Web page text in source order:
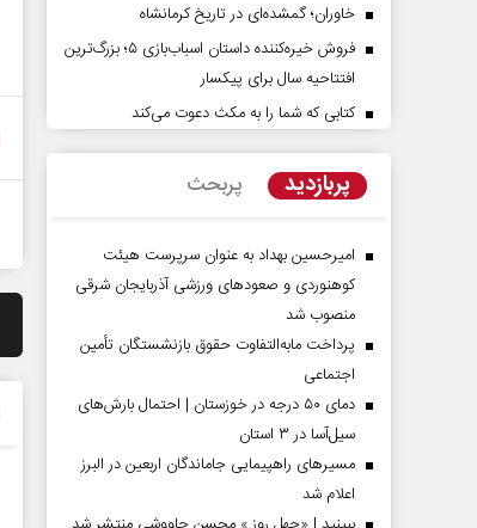
خاوران؛ گمشده‌ای در تاریخ کرمانشاه
فروش خیره‌کننده داستان اسباب‌بازی ۵؛ بزرگ‌ترین
افتتاحیه سال برای پیکسار
کتابی که شما را به مکث دعوت می‌کند
پربازدید پربحث
امیرحسین بهداد به عنوان سرپرست هیئت
کوهنوردی و صعودهای ورزشی آذربایجان شرقی
منصوب شد
پرداخت مابه‌التفاوت حقوق بازنشستگان تأمین
اجتماعی
دمای ۵۰ درجه در خوزستان | احتمال بارش‌های
سیل‌آسا در ۳ استان
مسیر‌های راهپیمایی جاماندگان اربعین در البرز
اعلام شد
روز روایتگران حقیقت
دکتر حسین قرایی - مدیر کل روابط عمومی
رسانه ملی